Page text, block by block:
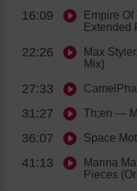
16:09 Empire
Extended
22:26 Max
Mix)
27:33
31:27 Th;en —
36:07 Space
41:13 Marina
Pieces